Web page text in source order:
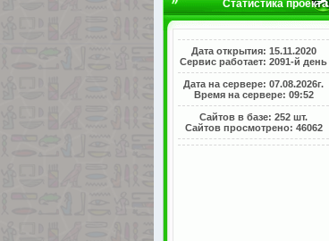
Статистика проекта
Дата открытия: 15.11.2020
Сервис работает: 2091-й день
Дата на сервере: 07.08.2026г.
Время на сервере: 09:52
Сайтов в базе: 252 шт.
Сайтов просмотрено: 46062